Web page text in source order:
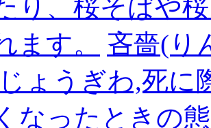
り、桜そばや
ます。
吝嗇(り
ょうぎわ,死に
なったときの